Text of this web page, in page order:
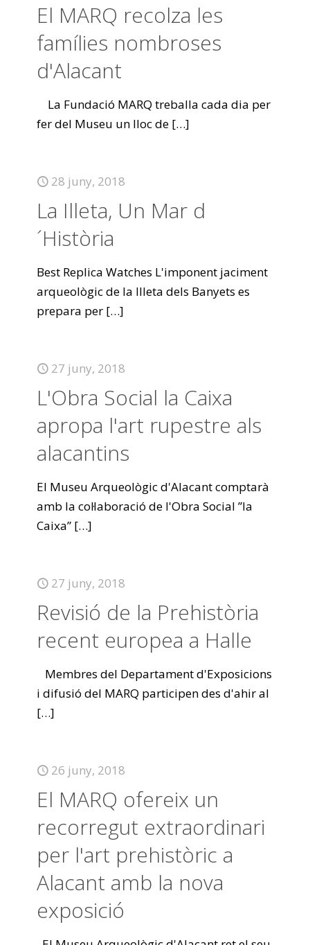
El MARQ recolza les
famílies nombroses
d'Alacant
La Fundació MARQ treballa cada dia per
fer del Museu un lloc de […]
28 juny, 2018
La Illeta, Un Mar d
´Història
Best Replica Watches L'imponent jaciment
arqueològic de la Illeta dels Banyets es
prepara per […]
27 juny, 2018
L'Obra Social la Caixa
apropa l'art rupestre als
alacantins
El Museu Arqueològic d'Alacant comptarà
amb la col·laboració de l'Obra Social ”la
Caixa” […]
27 juny, 2018
Revisió de la Prehistòria
recent europea a Halle
Membres del Departament d'Exposicions
i difusió del MARQ participen des d'ahir al
[…]
26 juny, 2018
El MARQ ofereix un
recorregut extraordinari
per l'art prehistòric a
Alacant amb la nova
exposició